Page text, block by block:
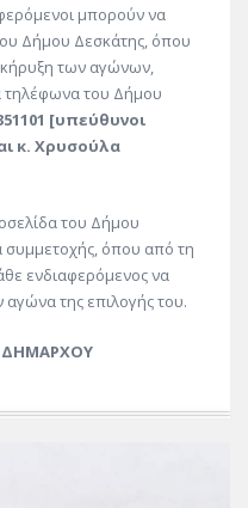
μπορούν να
Δήμου Δεσκάτης, όπου
των αγώνων,
τηλέφωνα του Δήμου
[υπεύθυνοι
κ. Χρυσούλα
του Δήμου
συμμετοχής, όπου από τη
ενδιαφερόμενος να
της επιλογής του.
ΔΗΜΑΡΧΟΥ